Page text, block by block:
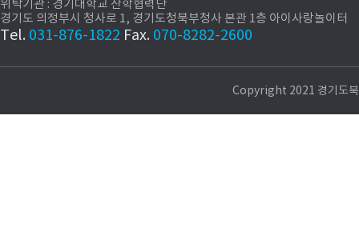
위탁기관 : 경기대학교 산학협력단
경기도 의정부시 청사로 1, 경기도청북부청사 본관 1층 아이사랑놀이터
Tel. 031-876-1822 Fax. 070-8282-2600
Copyright 2021 경기도